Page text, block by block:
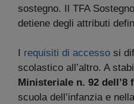
sostegno. Il TFA
detiene degli attributi
I requisiti di accesso si
scolastico all’altro. A
Ministeriale n. 92 dell’8
scuola dell’infanzia e